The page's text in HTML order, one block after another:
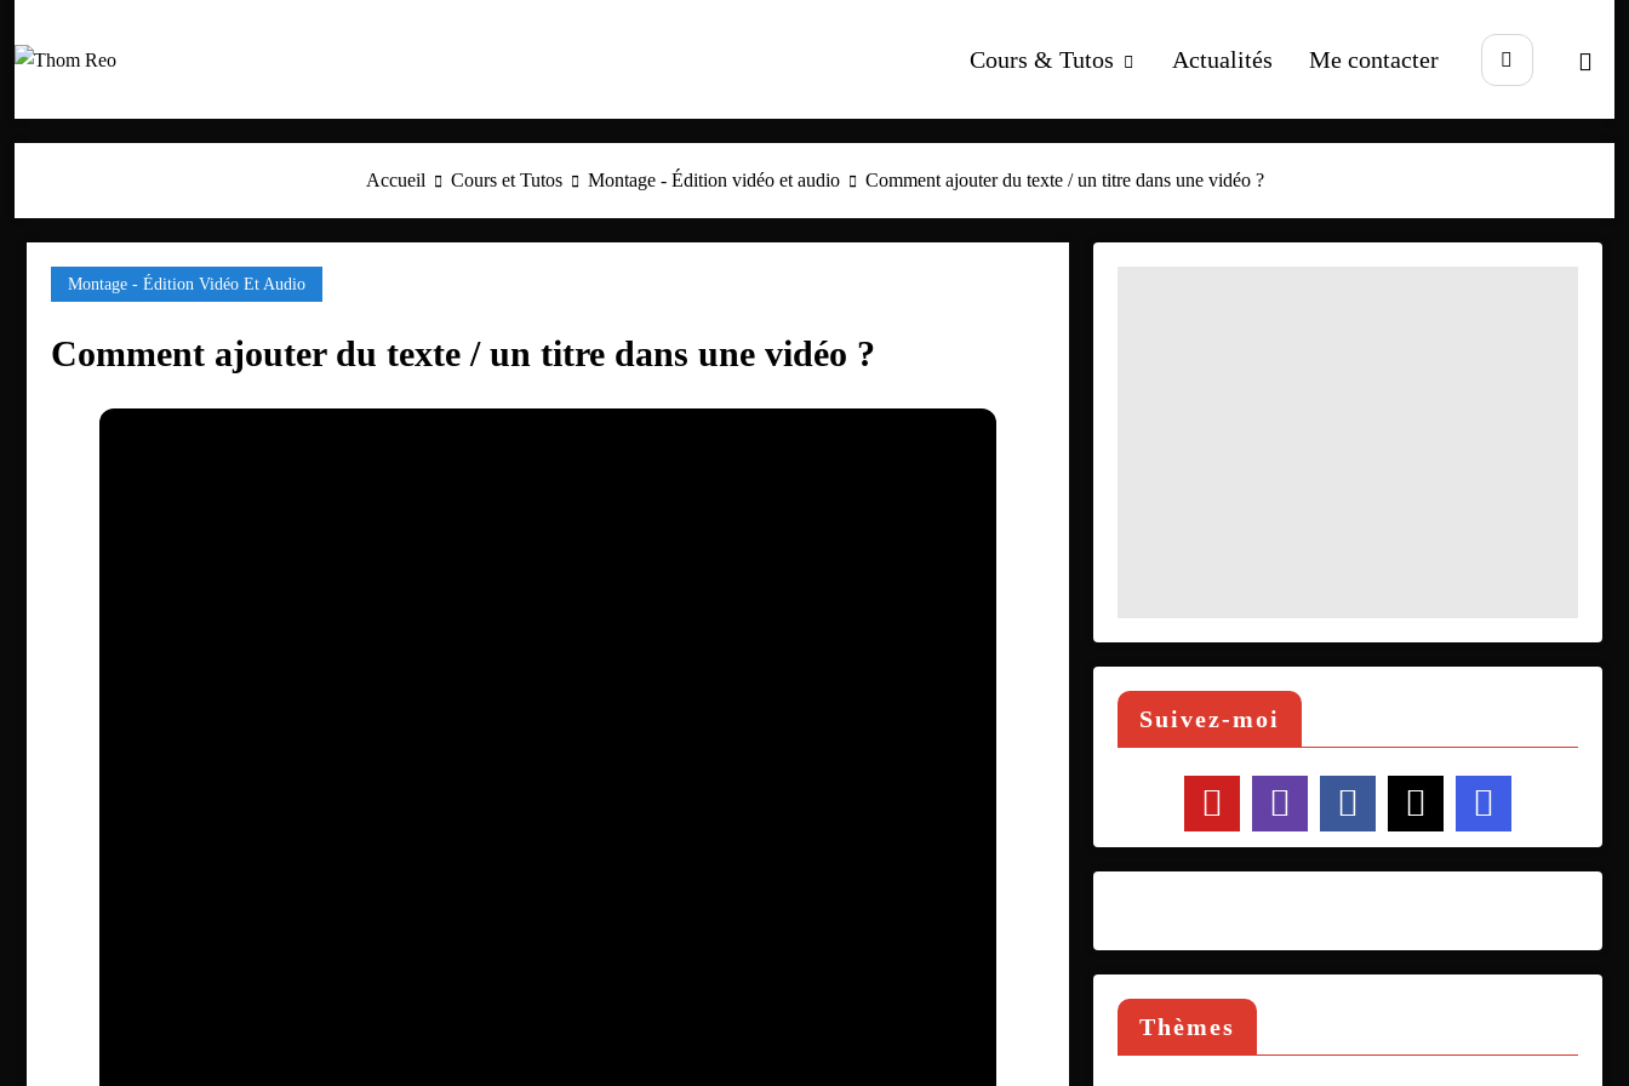
au
Cours & Tutos Actualités Me contacter
Accueil Cours et Tutos Montage - Édition vidéo et audio Comment ajouter du texte / un titre dans une vidéo ?
Montage - Édition Vidéo Et Audio
Comment ajouter du texte / un titre dans une vidéo ?
Suivez-moi
Thèmes